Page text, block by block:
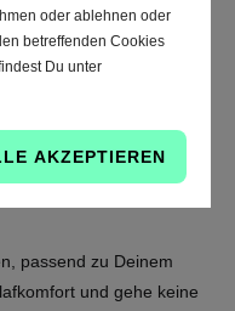
zum
Wahl. Maximaler
Aktuelle
passend zu Deinem
und gehe keine
oder ablehnen oder
betreffenden Cookies
Du unter
AKZEPTIEREN